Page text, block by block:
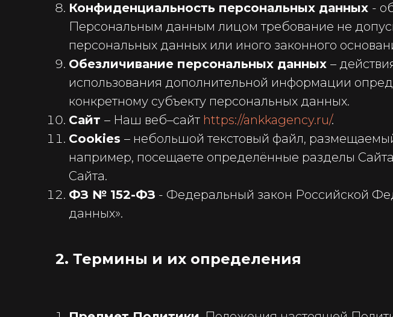
Конфиденциальность персональных данных -
Персональным данным лицом требование не
персональных данных или иного законного
Обезличивание персональных данных –
использования дополнительной информации
конкретному субъекту персональных данных.
Сайт – Наш веб–сайт https://ankkagency.ru/.
Cookies – небольшой текстовый файл,
например, посещаете определённые разделы
Сайта.
ФЗ № 152-ФЗ - Федеральный закон Российской
данных».
2. Термины и их определения